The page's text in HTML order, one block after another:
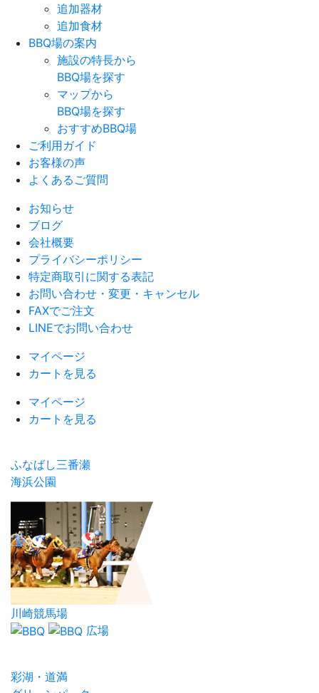
追加器材
追加食材
BBQ場の案内
施設の特長から
BBQ場を探す
マップから
BBQ場を探す
おすすめBBQ場
ご利用ガイド
お客様の声
よくあるご質問
お知らせ
ブログ
会社概要
プライバシーポリシー
特定商取引に関する表記
お問い合わせ・変更・キャンセル
FAXでご注文
LINEでお問い合わせ
マイページ
カートを見る
マイページ
カートを見る
ふなばし三番瀬
海浜公園
川崎競馬場
広場
彩湖・道満